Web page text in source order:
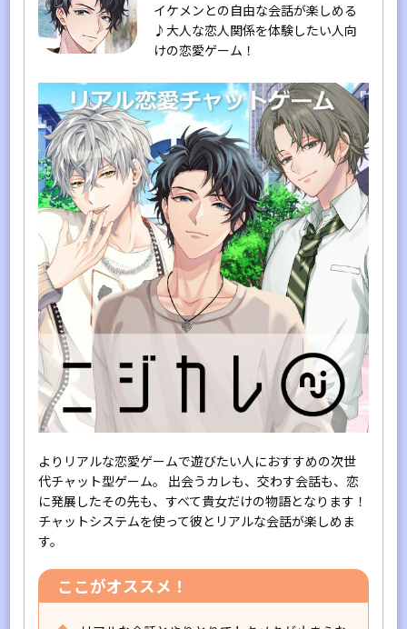
イケメンとの自由な会話が楽しめる
♪大人な恋人関係を体験したい人向
けの恋愛ゲーム！
よりリアルな恋愛ゲームで遊びたい人におすすめの次世
代チャット型ゲーム。 出会うカレも、交わす会話も、恋
に発展したその先も、すべて貴女だけの物語となります！
チャットシステムを使って彼とリアルな会話が楽しめま
す。
ここがオススメ！